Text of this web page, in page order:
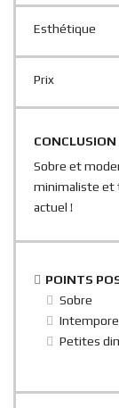
Esthétique
Prix
CONCLUSION
Sobre et
minimaliste et
actuel !
POINTS
Sobre
Petites